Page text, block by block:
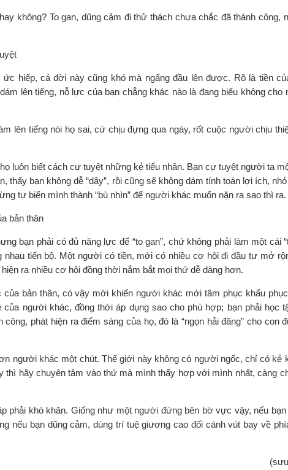
không? To gan, dũng cảm đi thử thách chưa chắc đã thành công,
hiếp, cả đời này cũng khó mà ngẩng đầu lên được. Rõ là tiền
lên tiếng, nỗ lực của bạn chẳng khác nào là đang biếu không cho
lên tiếng nói họ sai, cứ chịu đựng qua ngày, rốt cuộc người chịu
luôn biết cách cự tuyệt những kẻ tiểu nhân. Bạn cự tuyệt người ta
bạn không dễ “dây”, rồi cũng sẽ không dám tính toán lợi ích,
tự biến mình thành “bù nhìn” để người khác muốn nặn ra sao thì ra.
bản thân
bạn phải có đủ năng lực để “to gan”, chứ không phải làm một cái
nhau tiến bộ. Một người có tiền, mới có nhiều cơ hội đi đầu tư mở
ra nhiều cơ hội đồng thời nắm bắt mọi thứ dễ dàng hơn.
bản thân, có vậy mới khiến người khác mới tâm phục khẩu
người khác, đồng thời áp dụng sao cho phù hợp; bạn phải học
phát hiện ra điểm sáng của họ, đó là “ngọn hải đăng” cho con
người khác một chút. Thế giới này không có người ngốc, chỉ có kẻ
thì hãy chuyên tâm vào thứ mà mình thấy hợp với mình nhất, càng
phải khó khăn. Giống như một người đứng bên bờ vực vậy, nếu
nếu bạn dũng cảm, dùng trí tuệ giương cao đối cánh vút bay về